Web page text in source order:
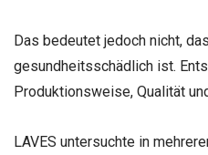
Das bedeutet jedoch nicht,
gesundheitsschädlich ist.
Produktionsweise, Qualität
LAVES untersuchte in